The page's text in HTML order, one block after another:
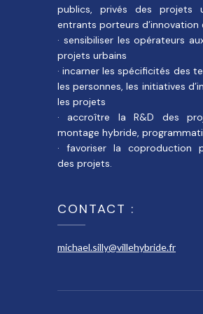
publics, privés des projets
entrants porteurs
· sensibiliser les opérateurs
projets urbains
· incarner les spécificités des
les personnes, les initiatives
les projets
· accroître la R&D des
montage hybride,
· favoriser la coproduction
des projets.
CONTACT :
michael.silly@villehybride.fr